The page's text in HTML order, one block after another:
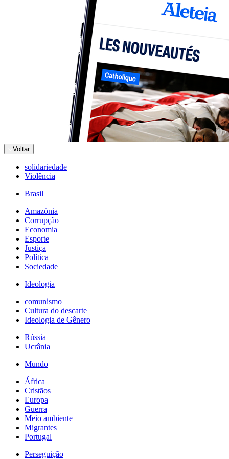
Voltar
solidariedade
Violência
Brasil
Amazônia
Corrupção
Economia
Esporte
Justiça
Política
Sociedade
Ideologia
comunismo
Cultura do descarte
Ideologia de Gênero
Rússia
Ucrânia
Mundo
África
Cristãos
Europa
Guerra
Meio ambiente
Migrantes
Portugal
Perseguição